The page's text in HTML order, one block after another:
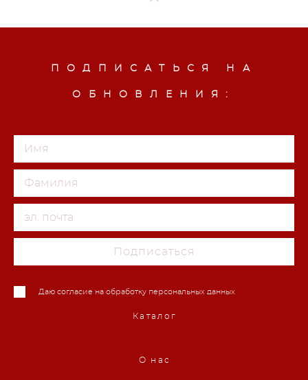
ПОДПИСАТЬСЯ НА
ОБНОВЛЕНИЯ:
Подписаться
Даю согласие на обработку персональных данных
Каталог
О нас